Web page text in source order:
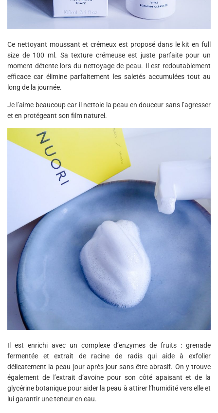
Ce nettoyant moussant et crémeux est proposé dans le kit en full
size de 100 ml. Sa texture crémeuse est juste parfaite pour un
moment détente lors du nettoyage de peau. Il est redoutablement
efficace car élimine parfaitement les saletés accumulées tout au
long de la journée.
Je l’aime beaucoup car il nettoie la peau en douceur sans l’agresser
et en protégeant son film naturel.
Il est enrichi avec un complexe d’enzymes de fruits : grenade
fermentée et extrait de racine de radis qui aide à exfolier
délicatement la peau jour après jour sans être abrasif. On y trouve
également de l’extrait d’avoine pour son côté apaisant et de la
glycérine botanique pour aider la peau à attirer l’humidité vers elle et
lui garantir une teneur en eau.